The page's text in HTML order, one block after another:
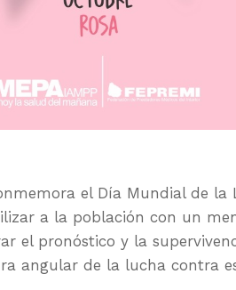
el Día Mundial de la
a la población con un
el pronóstico y la
angular de la lucha contra